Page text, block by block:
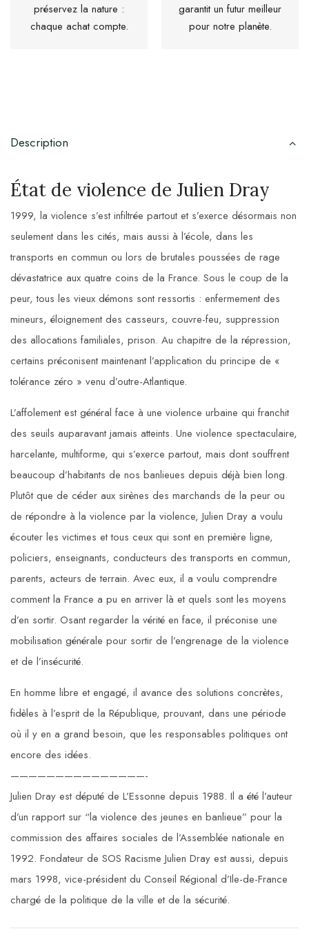
préservez la nature :
chaque achat compte.
garantit un futur meilleur
pour notre planète.
Description
État de violence de Julien Dray
1999, la violence s’est infiltrée partout et s’exerce désormais non
seulement dans les cités, mais aussi à l’école, dans les
transports en commun ou lors de brutales poussées de rage
dévastatrice aux quatre coins de la France. Sous le coup de la
peur, tous les vieux démons sont ressortis : enfermement des
mineurs, éloignement des casseurs, couvre-feu, suppression
des allocations familiales, prison. Au chapitre de la répression,
certains préconisent maintenant l’application du principe de «
tolérance zéro » venu d’outre-Atlantique.
L’affolement est général face à une violence urbaine qui franchit
des seuils auparavant jamais atteints. Une violence spectaculaire,
harcelante, multiforme, qui s’exerce partout, mais dont souffrent
beaucoup d’habitants de nos banlieues depuis déjà bien long.
Plutôt que de céder aux sirènes des marchands de la peur ou
de répondre à la violence par la violence, Julien Dray a voulu
écouter les victimes et tous ceux qui sont en première ligne,
policiers, enseignants, conducteurs des transports en commun,
parents, acteurs de terrain. Avec eux, il a voulu comprendre
comment la France a pu en arriver là et quels sont les moyens
d’en sortir. Osant regarder la vérité en face, il préconise une
mobilisation générale pour sortir de l’engrenage de la violence
et de l’insécurité.
En homme libre et engagé, il avance des solutions concrètes,
fidèles à l’esprit de la République, prouvant, dans une période
où il y en a grand besoin, que les responsables politiques ont
encore des idées.
———————————————-
Julien Dray est député de L’Essonne depuis 1988. Il a été l’auteur
d’un rapport sur “la violence des jeunes en banlieue” pour la
commission des affaires sociales de l’Assemblée nationale en
1992. Fondateur de SOS Racisme Julien Dray est aussi, depuis
mars 1998, vice-président du Conseil Régional d’Ile-de-France
chargé de la politique de la ville et de la sécurité.